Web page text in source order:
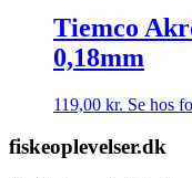
Tiemco
0,18mm
119,00 kr. Se hos
fiskeoplevelser.dk